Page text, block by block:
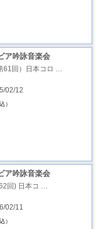
ア吟詠音楽会
61回）日本コロ …
02/12
）
ア吟詠音楽会
回) 日本コ …
02/11
）